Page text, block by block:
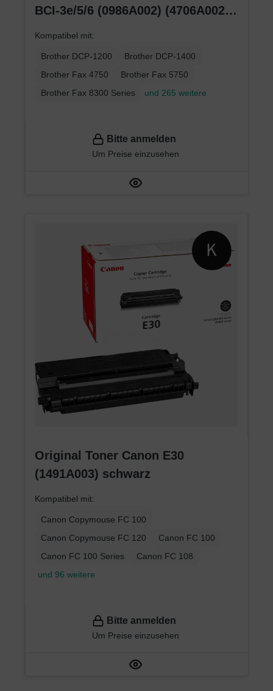
BCI-3e/5/6 (0986A002) (4706A002)
Kompatibel mit:
Brother DCP-1200
Brother DCP-1400
Brother Fax 4750
Brother Fax 5750
Brother Fax 8300 Series
und 265 weitere
Bitte anmelden
Um Preise einzusehen
Original Toner Canon E30
(1491A003) schwarz
Kompatibel mit:
Canon Copymouse FC 100
Canon Copymouse FC 120
Canon FC 100
Canon FC 100 Series
Canon FC 108
und 96 weitere
Bitte anmelden
Um Preise einzusehen